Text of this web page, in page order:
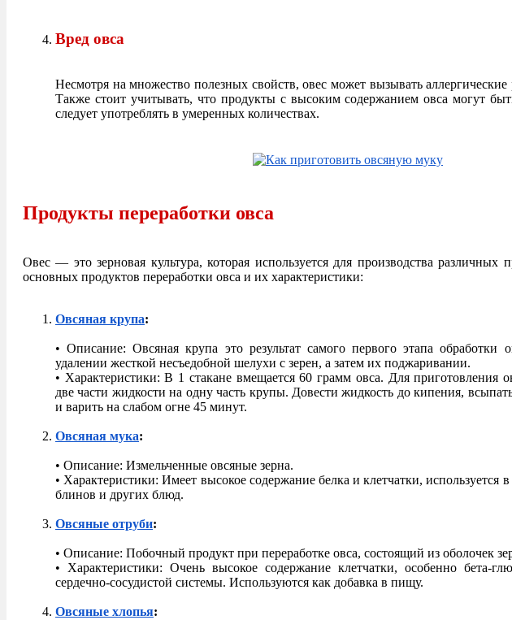
Вред овса
Несмотря на множество полезных свойств, овес может вызывать
Также стоит учитывать, что продукты с высоким содержанием овса могут
следует употреблять в умеренных количествах.
Продукты переработки овса
Овес — это зерновая культура, которая используется для производства различных
основных продуктов переработки овса и их характеристики:
Овсяная крупа:
• Описание: Овсяная крупа это результат самого первого этапа обработки
удалении жесткой несъедобной шелухи с зерен, а затем их поджаривании.
• Характеристики: В 1 стакане вмещается 60 грамм овса. Для приготовления
две части жидкости на одну часть крупы. Довести жидкость до кипения,
и варить на слабом огне 45 минут.
Овсяная мука:
• Описание: Измельченные овсяные зерна.
• Характеристики: Имеет высокое содержание белка и клетчатки, используется
блинов и других блюд.
Овсяные отруби:
• Описание: Побочный продукт при переработке овса, состоящий из оболочек
• Характеристики: Очень высокое содержание клетчатки, особенно бета-
сердечно-сосудистой системы. Используются как добавка в пищу.
Овсяные хлопья: